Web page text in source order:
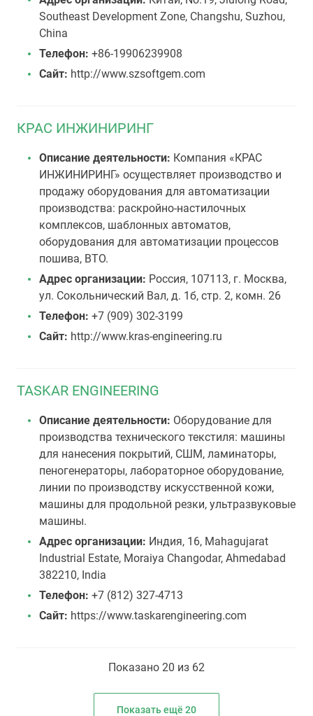
Southeast Development Zone, Changshu, Suzhou,
China
Телефон: +86-19906239908
Сайт: http://www.szsoftgem.com
КРАС ИНЖИНИРИНГ
Описание деятельности: Компания «КРАС
ИНЖИНИРИНГ» осуществляет производство и
продажу оборудования для автоматизации
производства: раскройно-настилочных
комплексов, шаблонных автоматов,
оборудования для автоматизации процессов
пошива, ВТО.
Адрес организации: Россия, 107113, г. Москва,
ул. Сокольнический Вал, д. 1б, стр. 2, комн. 26
Телефон: +7 (909) 302-3199
Сайт: http://www.kras-engineering.ru
TASKAR ENGINEERING
Описание деятельности: Оборудование для
производства технического текстиля: машины
для нанесения покрытий, СШМ, ламинаторы,
пеногенераторы, лабораторное оборудование,
линии по производству искусственной кожи,
машины для продольной резки, ультразвуковые
машины.
Адрес организации: Индия, 16, Mahagujarat
Industrial Estate, Moraiya Changodar, Ahmedabad
382210, India
Телефон: +7 (812) 327-4713
Сайт: https://www.taskarengineering.com
Показано 20 из 62
Показать ещё 20